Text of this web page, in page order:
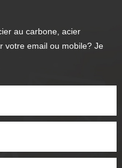
au carbone, acier
votre email ou mobile? Je